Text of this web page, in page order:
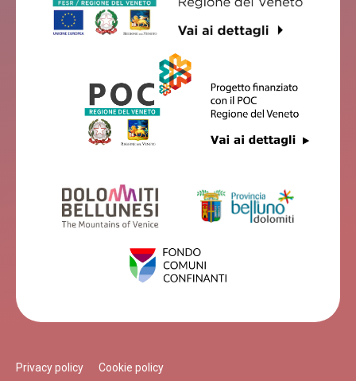
Privacy policy Cookie policy